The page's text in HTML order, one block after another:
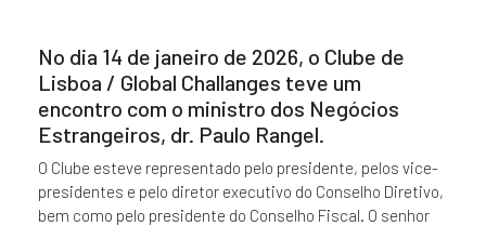
No dia 14 de janeiro de 2026, o Clube de
Lisboa / Global Challanges teve um
encontro com o ministro dos Negócios
Estrangeiros, dr. Paulo Rangel.
O Clube esteve representado pelo presidente, pelos vice-
presidentes e pelo diretor executivo do Conselho Diretivo,
bem como pelo presidente do Conselho Fiscal. O senhor